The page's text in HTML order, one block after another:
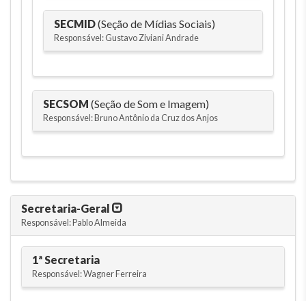
SECMID(Seção de Mídias Sociais)
Responsável: Gustavo Ziviani Andrade
SECSOM (Seção de Som e Imagem)
Responsável: Bruno Antônio da Cruz dos Anjos
Secretaria-Geral
Responsável: Pablo Almeida
1ª Secretaria
Responsável: Wagner Ferreira